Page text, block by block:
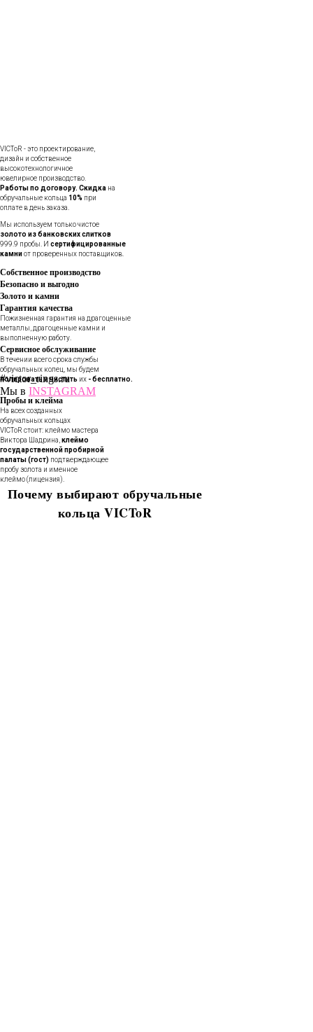
VICToR - это проектирование,
дизайн и собственное
высокотехнологичное
ювелирное производство.
Работы по договору. Скидка на
обручальные кольца 10% при
оплате в день заказа.
Мы используем только чистое
золото из банковских слитков
999.9 пробы. И сертифицированные
камниот проверенных поставщиков.
Собственное производство
Безопасно и выгодно
Золото и камни
Гарантия качества
Пожизненная гарантия на драгоценные
металлы, драгоценные камни и
выполненную работу.
Сервисное обслуживание
В течении всего срока службы
обручальных колец, мы будем
полировать и чистить их - бесплатно.
Пробы и клейма
На всех созданных
обручальных кольцах
VICToR стоит: клеймо мастера
Виктора Шадрина,клеймо
государственной пробирной
палаты (гост) подтверждающее
пробу золота и именное
клеймо (лицензия).
Почему выбирают обручальные
кольца VICToR
#victor_rings.ru
Мы в INSTAGRAM